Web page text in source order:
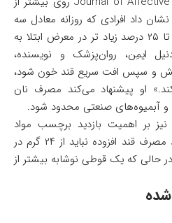
نشان داد افرادی که روزانه معادل سه
قوطی نوشابه مصرف می‌کنند، تا ۲۵ درصد زیاد تر در معرض ابتلا به
ایمِن، روان‌پزشک و نویسنده،
و سپس افت سریع قند خون شود،
او پیشنهاد می‌کند مصرف نان
و آبمیوه‌های صنعتی محدود شود.
بر اهمیت بازدید برچسب مواد
غذایی پافشاری دارد و می‌گوید مصرف قند افزوده نباید از ۲۴ گرم در
در حالی که یک قوطی نوشابه بیشتر از